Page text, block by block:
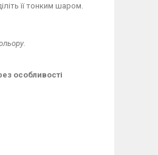
її тонким шаром.
особливості